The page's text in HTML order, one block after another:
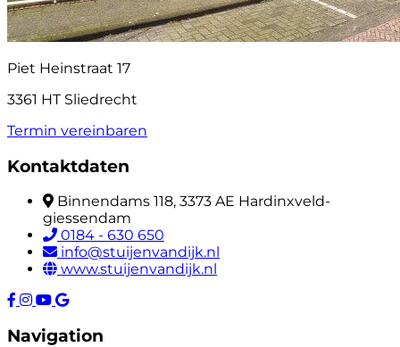
Piet Heinstraat 17
3361 HT Sliedrecht
Termin vereinbaren
Kontaktdaten
Binnendams 118, 3373 AE Hardinxveld-
giessendam
0184 - 630 650
info@stuijenvandijk.nl
www.stuijenvandijk.nl
Navigation